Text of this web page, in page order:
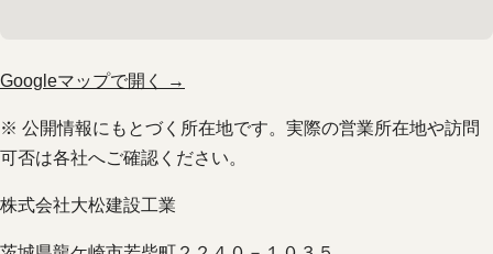
Googleマップで開く →
※ 公開情報にもとづく所在地です。実際の営業所在地や訪問
可否は各社へご確認ください。
株式会社大松建設工業